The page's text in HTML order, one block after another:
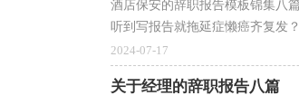
酒店保安的辞职报告模板锦集八
听到写报告就拖延症懒癌齐复发
2024-07-17
关于经理的辞职报告八篇